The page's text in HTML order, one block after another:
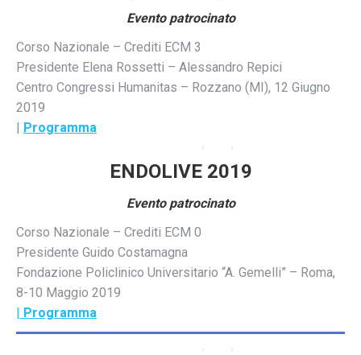
Evento patrocinato
Corso Nazionale – Crediti ECM 3
Presidente Elena Rossetti – Alessandro Repici
Centro Congressi Humanitas – Rozzano (MI), 12 Giugno
2019
| Programma
ENDOLIVE 2019
Evento patrocinato
Corso Nazionale – Crediti ECM 0
Presidente Guido Costamagna
Fondazione Policlinico Universitario “A. Gemelli” – Roma,
8-10 Maggio 2019
| Programma